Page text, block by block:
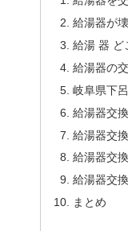
給湯器が
給湯 器 ど
給湯器の
岐阜県下
給湯器交
給湯器交
給湯器交
給湯器交
まとめ